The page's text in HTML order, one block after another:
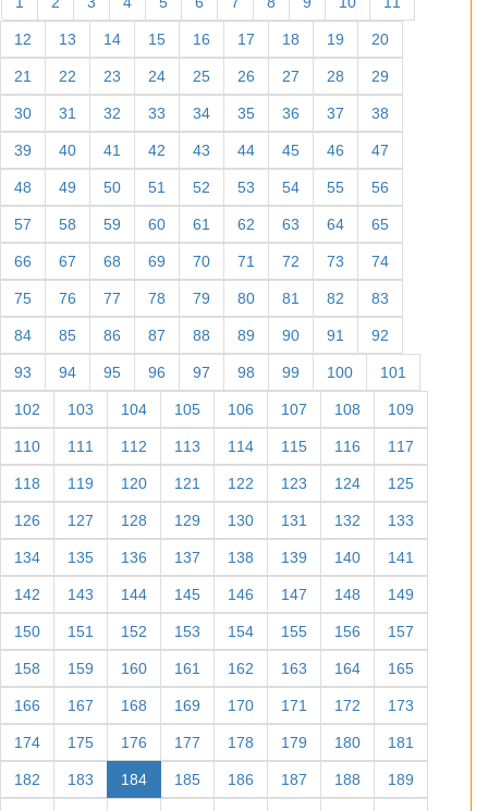
12 13 14 15 16 17 18 19 20
21 22 23 24 25 26 27 28 29
30 31 32 33 34 35 36 37 38
39 40 41 42 43 44 45 46 47
48 49 50 51 52 53 54 55 56
57 58 59 60 61 62 63 64 65
66 67 68 69 70 71 72 73 74
75 76 77 78 79 80 81 82 83
84 85 86 87 88 89 90 91 92
93 94 95 96 97 98 99 100 101
102 103 104 105 106 107 108 109
110 111 112 113 114 115 116 117
118 119 120 121 122 123 124 125
126 127 128 129 130 131 132 133
134 135 136 137 138 139 140 141
142 143 144 145 146 147 148 149
150 151 152 153 154 155 156 157
158 159 160 161 162 163 164 165
166 167 168 169 170 171 172 173
174 175 176 177 178 179 180 181
182 183 184 185 186 187 188 189